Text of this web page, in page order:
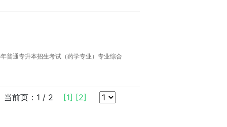
普通专升本招生考试（药学专业）专业综合
当前页：1 / 2 [1] [2]